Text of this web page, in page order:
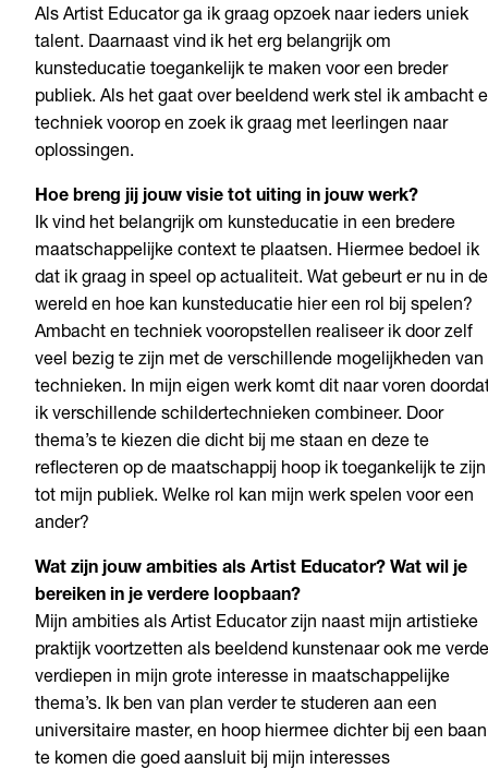
Als Artist Educator ga ik graag opzoek naar ieders uniek
talent. Daarnaast vind ik het erg belangrijk om
kunsteducatie toegankelijk te maken voor een breder
publiek. Als het gaat over beeldend werk stel ik ambacht
techniek voorop en zoek ik graag met leerlingen naar
oplossingen.
Hoe breng jij jouw visie tot uiting in jouw werk?
Ik vind het belangrijk om kunsteducatie in een bredere
maatschappelijke context te plaatsen. Hiermee bedoel ik
dat ik graag in speel op actualiteit. Wat gebeurt er nu in de
wereld en hoe kan kunsteducatie hier een rol bij spelen?
Ambacht en techniek vooropstellen realiseer ik door zelf
veel bezig te zijn met de verschillende mogelijkheden van
technieken. In mijn eigen werk komt dit naar voren
ik verschillende schildertechnieken combineer. Door
thema’s te kiezen die dicht bij me staan en deze te
reflecteren op de maatschappij hoop ik toegankelijk te zijn
tot mijn publiek. Welke rol kan mijn werk spelen voor een
ander?
Wat zijn jouw ambities als Artist Educator? Wat wil je
bereiken in je verdere loopbaan?
Mijn ambities als Artist Educator zijn naast mijn artistieke
praktijk voortzetten als beeldend kunstenaar ook me
verdiepen in mijn grote interesse in maatschappelijke
thema’s. Ik ben van plan verder te studeren aan een
universitaire master, en hoop hiermee dichter bij een baan
te komen die goed aansluit bij mijn interesses